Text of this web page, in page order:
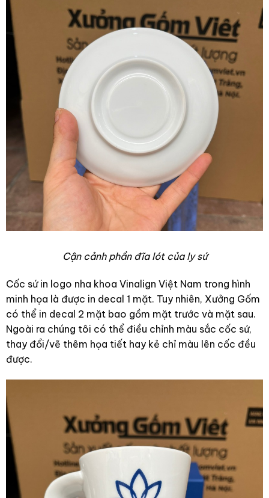
Cận cảnh phần đĩa lót của ly sứ
Cốc sứ in logo nha khoa Vinalign Việt Nam trong hình
minh họa là được in decal 1 mặt. Tuy nhiên, Xưởng Gốm
có thể in decal 2 mặt bao gồm mặt trước và mặt sau.
Ngoài ra chúng tôi có thể điều chỉnh màu sắc cốc sứ,
thay đổi/vẽ thêm họa tiết hay kẻ chỉ màu lên cốc đều
được.